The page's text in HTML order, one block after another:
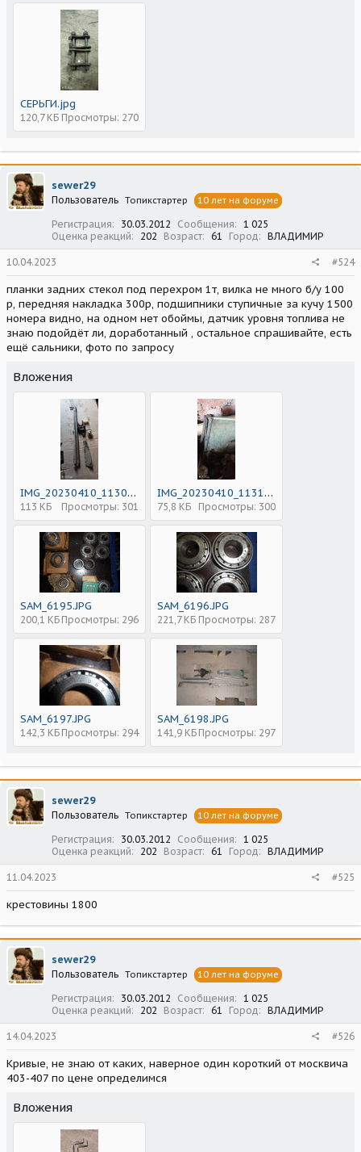
СЕРЬГИ.jpg
120,7 КБ Просмотры: 270
sewer29
Пользователь Топикстартер 10 лет на форуме
Регистрация 30.03.2012 Сообщения
1 025
Оценка реакций
202 Возраст 61 Город ВЛАДИМИР
10.04.2023 #524
планки задних стекол под перехром 1т, вилка не много б/у 100
р, передняя накладка 300р, подшипники ступичные за кучу 1500
номера видно, на одном нет обоймы, датчик уровня топлива не
знаю подойдёт ли, доработанный , остальное спрашивайте, есть
ещё сальники, фото по запросу
Вложения
IMG_20230410_113006.jpg
113 КБ Просмотры: 301
IMG_20230410_113118.jpg
75,8 КБ Просмотры: 300
SAM_6195.JPG
200,1 КБ Просмотры: 296
SAM_6196.JPG
221,7 КБ Просмотры: 287
SAM_6197.JPG
142,3 КБ Просмотры: 294
SAM_6198.JPG
141,9 КБ Просмотры: 297
sewer29
Пользователь Топикстартер 10 лет на форуме
Регистрация 30.03.2012 Сообщения
1 025
Оценка реакций
202 Возраст 61 Город ВЛАДИМИР
11.04.2023 #525
крестовины 1800
sewer29
Пользователь Топикстартер 10 лет на форуме
Регистрация 30.03.2012 Сообщения
1 025
Оценка реакций
202 Возраст 61 Город ВЛАДИМИР
14.04.2023 #526
Кривые, не знаю от каких, наверное один короткий от москвича
403-407 по цене определимся
Вложения